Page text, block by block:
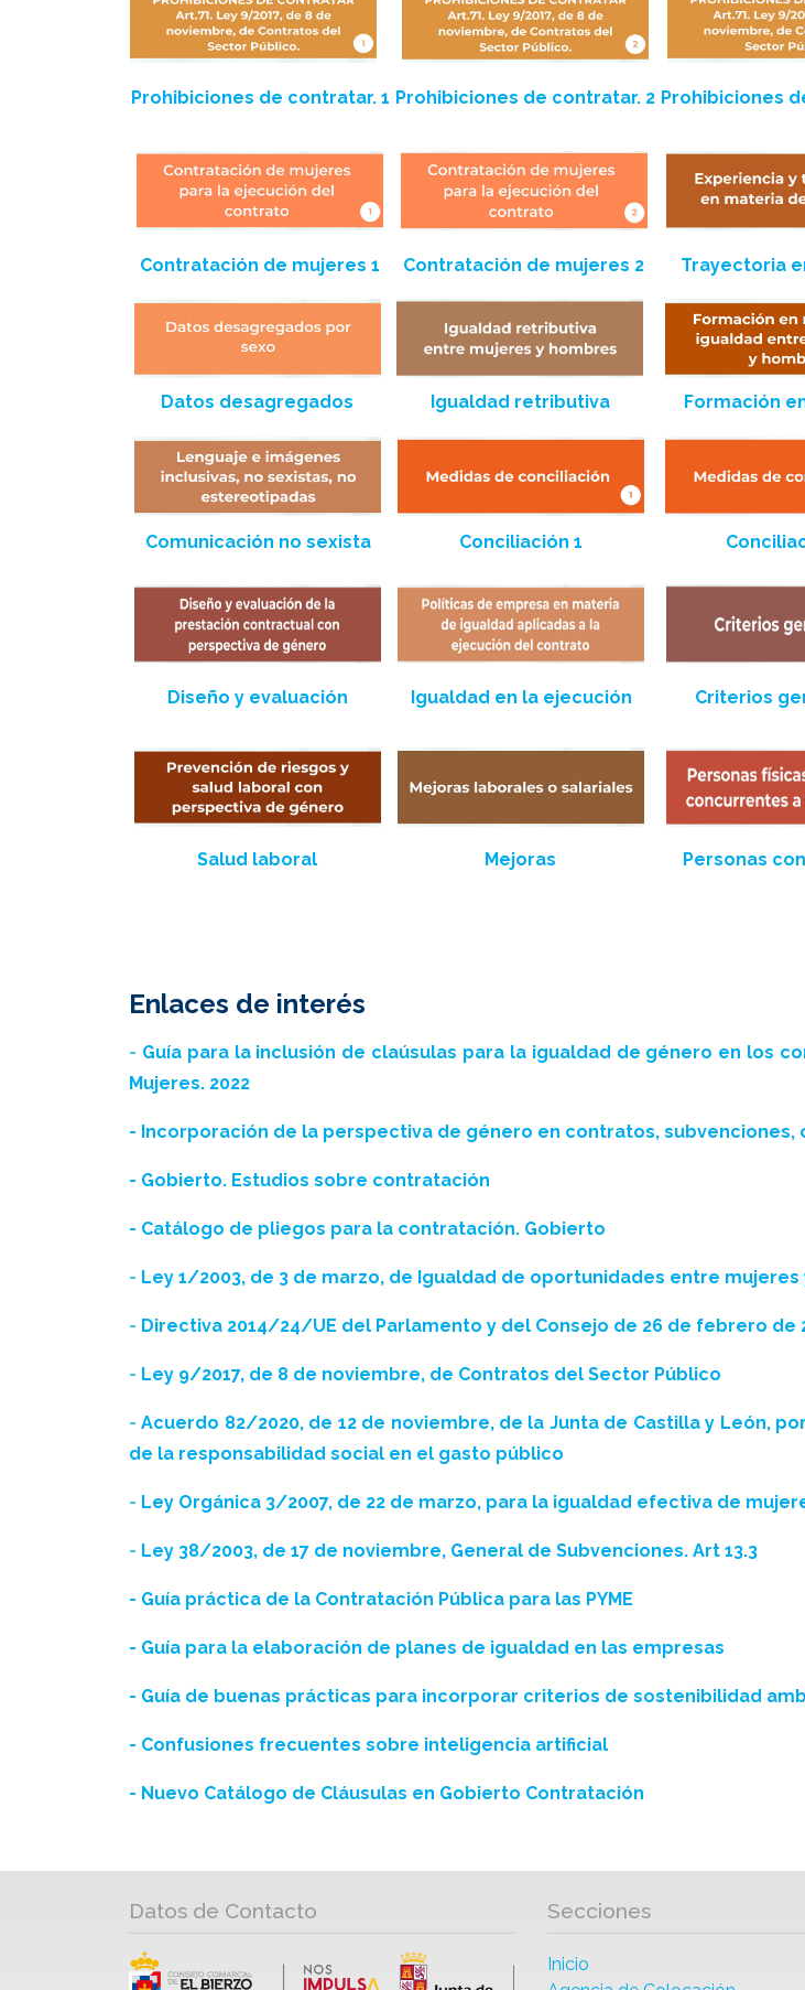
Prohibiciones de contratar. 1 Prohibiciones de contratar. 2 Prohibiciones
Contratación de mujeres 1 Contratación de mujeres 2 Trayectoria
Datos desagregados Igualdad retributiva Formación
Comunicación no sexista Conciliación 1
Diseño y evaluación Igualdad en la ejecución Criterios
Salud laboral Mejoras Personas
Enlaces de interés
- Guía para la inclusión de claúsulas para la igualdad de género en los
Mujeres. 2022
- Incorporación de la perspectiva de género en contratos,
- Gobierto. Estudios sobre contratación
- Catálogo de pliegos para la contratación. Gobierto
- Ley 1/2003, de 3 de marzo, de Igualdad de oportunidades entre mujeres
- Directiva 2014/24/UE del Parlamento y del Consejo de 26 de febrero
- Ley 9/2017, de 8 de noviembre, de Contratos del Sector Público
-Acuerdo 82/2020, de 12 de noviembre, de la Junta de Castilla y León,
de la responsabilidad social en el gasto público
- Ley Orgánica 3/2007, de 22 de marzo, para la igualdad efectiva de
- Ley 38/2003, de 17 de noviembre, General de Subvenciones. Art 13.3
- Guía práctica de la Contratación Pública para las PYME
- Guía para la elaboración de planes de igualdad en las empresas
- Guía de buenas prácticas para incorporar criterios de sostenibilidad
- Confusiones frecuentes sobre inteligencia artificial
- Nuevo Catálogo de Cláusulas en Gobierto Contratación
Datos de Contacto Secciones
Inicio